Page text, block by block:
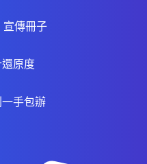
傳冊子
原度
手包辦